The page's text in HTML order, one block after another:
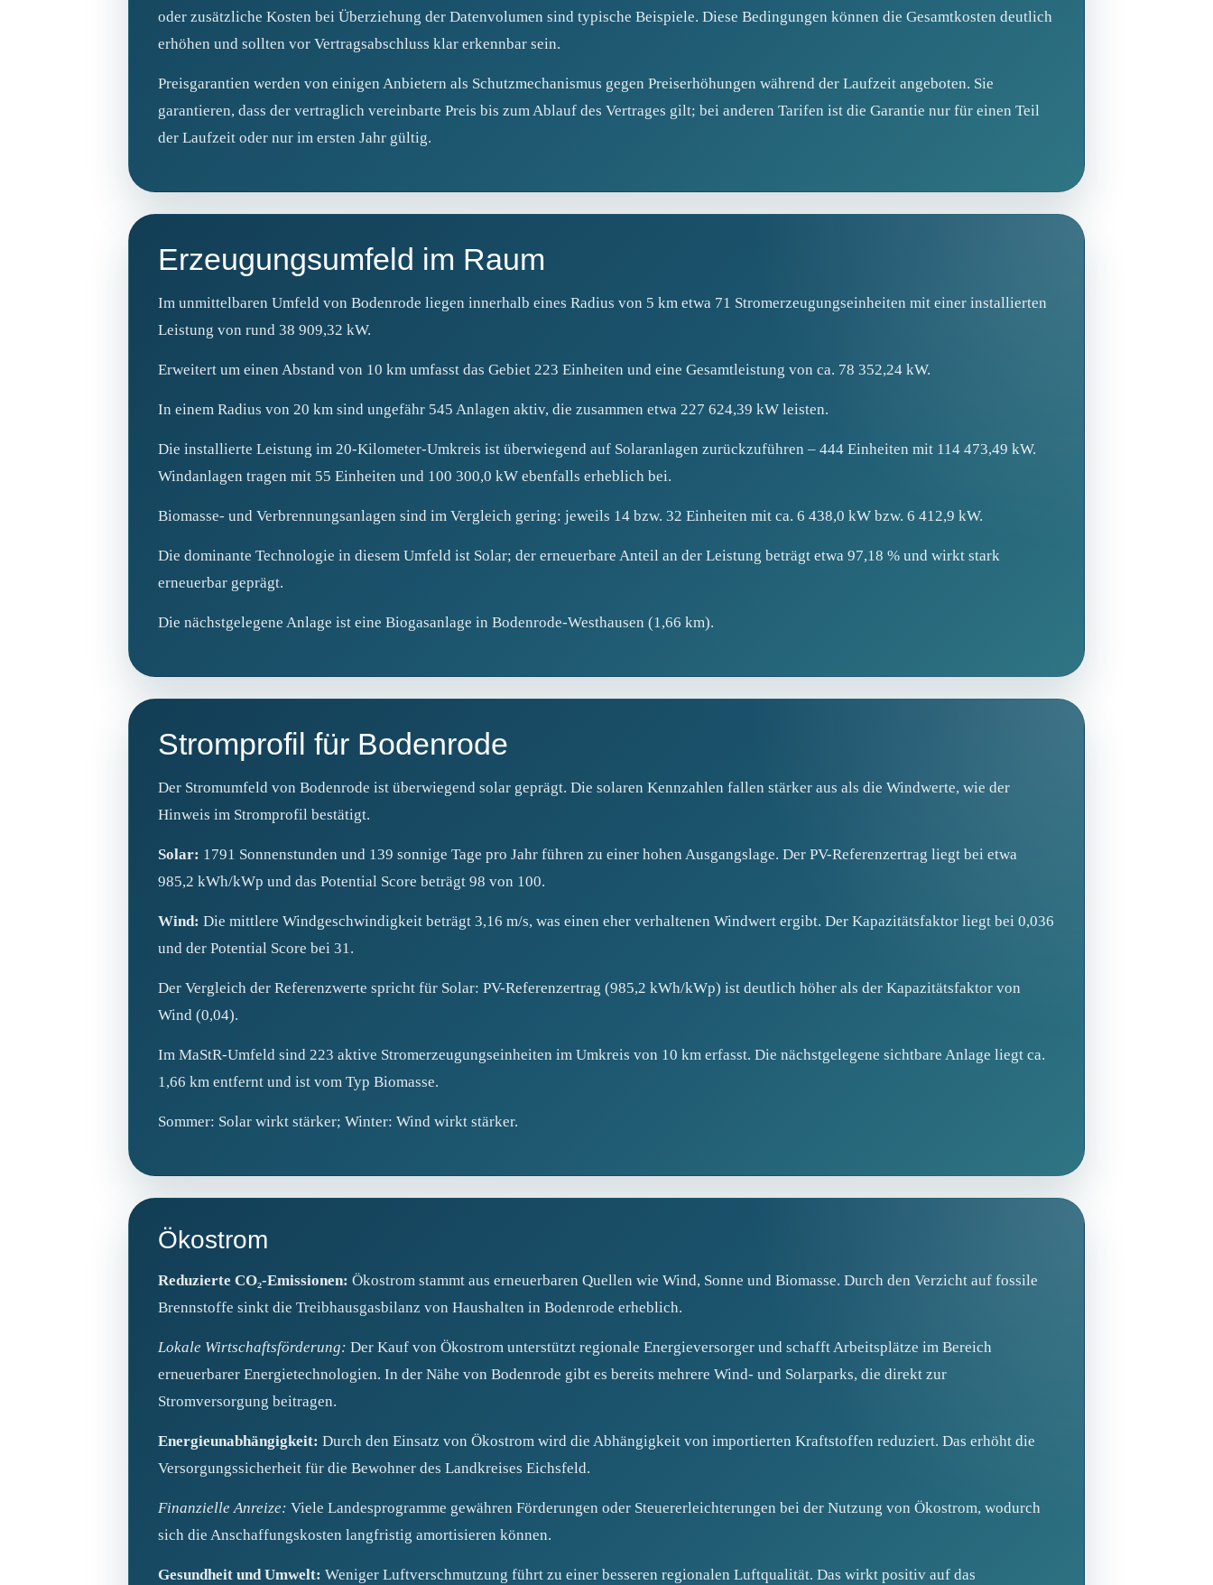
oder zusätzliche Kosten bei Überziehung der Datenvolumen sind typische Beispiele. Diese Bedingungen können die Gesamtkosten deutlich
erhöhen und sollten vor Vertragsabschluss klar erkennbar sein.
Preisgarantien werden von einigen Anbietern als Schutzmechanismus gegen Preiserhöhungen während der Laufzeit angeboten. Sie
garantieren, dass der vertraglich vereinbarte Preis bis zum Ablauf des Vertrages gilt; bei anderen Tarifen ist die Garantie nur für einen Teil
der Laufzeit oder nur im ersten Jahr gültig.
Erzeugungsumfeld im Raum
Im unmittelbaren Umfeld von Bodenrode liegen innerhalb eines Radius von 5 km etwa 71 Stromerzeugungseinheiten mit einer installierten
Leistung von rund 38 909,32 kW.
Erweitert um einen Abstand von 10 km umfasst das Gebiet 223 Einheiten und eine Gesamtleistung von ca. 78 352,24 kW.
In einem Radius von 20 km sind ungefähr 545 Anlagen aktiv, die zusammen etwa 227 624,39 kW leisten.
Die installierte Leistung im 20‑Kilometer‑Umkreis ist überwiegend auf Solaranlagen zurückzuführen – 444 Einheiten mit 114 473,49 kW.
Windanlagen tragen mit 55 Einheiten und 100 300,0 kW ebenfalls erheblich bei.
Biomasse- und Verbrennungsanlagen sind im Vergleich gering: jeweils 14 bzw. 32 Einheiten mit ca. 6 438,0 kW bzw. 6 412,9 kW.
Die dominante Technologie in diesem Umfeld ist Solar; der erneuerbare Anteil an der Leistung beträgt etwa 97,18 % und wirkt stark
erneuerbar geprägt.
Die nächstgelegene Anlage ist eine Biogasanlage in Bodenrode‑Westhausen (1,66 km).
Stromprofil für Bodenrode
Der Stromumfeld von Bodenrode ist überwiegend solar geprägt. Die solaren Kennzahlen fallen stärker aus als die Windwerte, wie der
Hinweis im Stromprofil bestätigt.
Solar: 1791 Sonnenstunden und 139 sonnige Tage pro Jahr führen zu einer hohen Ausgangslage. Der PV-Referenzertrag liegt bei etwa
985,2 kWh/kWp und das Potential Score beträgt 98 von 100.
Wind: Die mittlere Windgeschwindigkeit beträgt 3,16 m/s, was einen eher verhaltenen Windwert ergibt. Der Kapazitätsfaktor liegt bei 0,036
und der Potential Score bei 31.
Der Vergleich der Referenzwerte spricht für Solar: PV-Referenzertrag (985,2 kWh/kWp) ist deutlich höher als der Kapazitätsfaktor von
Wind (0,04).
Im MaStR‑Umfeld sind 223 aktive Stromerzeugungseinheiten im Umkreis von 10 km erfasst. Die nächstgelegene sichtbare Anlage liegt ca.
1,66 km entfernt und ist vom Typ Biomasse.
Sommer: Solar wirkt stärker; Winter: Wind wirkt stärker.
Ökostrom
Reduzierte CO₂‑Emissionen: Ökostrom stammt aus erneuerbaren Quellen wie Wind, Sonne und Biomasse. Durch den Verzicht auf fossile
Brennstoffe sinkt die Treibhausgasbilanz von Haushalten in Bodenrode erheblich.
Lokale Wirtschaftsförderung: Der Kauf von Ökostrom unterstützt regionale Energieversorger und schafft Arbeitsplätze im Bereich
erneuerbarer Energietechnologien. In der Nähe von Bodenrode gibt es bereits mehrere Wind- und Solarparks, die direkt zur
Stromversorgung beitragen.
Energieunabhängigkeit: Durch den Einsatz von Ökostrom wird die Abhängigkeit von importierten Kraftstoffen reduziert. Das erhöht die
Versorgungssicherheit für die Bewohner des Landkreises Eichsfeld.
Finanzielle Anreize: Viele Landesprogramme gewähren Förderungen oder Steuererleichterungen bei der Nutzung von Ökostrom, wodurch
sich die Anschaffungskosten langfristig amortisieren können.
Gesundheit und Umwelt: Weniger Luftverschmutzung führt zu einer besseren regionalen Luftqualität. Das wirkt positiv auf das